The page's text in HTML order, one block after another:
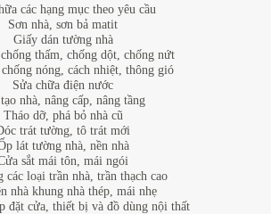
các hạng mục theo yêu cầu
Sơn nhà, sơn bả matit
Giấy dán tường nhà
thấm, chống dột, chống nứt
nóng, cách nhiệt, thông gió
Sửa chữa điện nước
nhà, nâng cấp, nâng tầng
Tháo dỡ, phá bỏ nhà cũ
trát tường, tô trát mới
lát tường nhà, nền nhà
sắt mái tôn, mái ngói
các loại trần nhà, trần thạch cao
nhà khung nhà thép, mái nhẹ
đặt cửa, thiết bị và đồ dùng nội thất